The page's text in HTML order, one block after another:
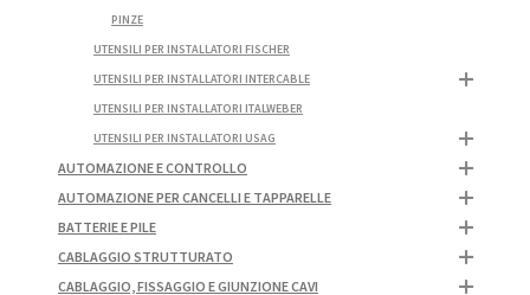
PINZE
UTENSILI PER INSTALLATORI FISCHER
UTENSILI PER INSTALLATORI INTERCABLE
UTENSILI PER INSTALLATORI ITALWEBER
UTENSILI PER INSTALLATORI USAG
AUTOMAZIONE E CONTROLLO
AUTOMAZIONE PER CANCELLI E TAPPARELLE
BATTERIE E PILE
CABLAGGIO STRUTTURATO
CABLAGGIO, FISSAGGIO E GIUNZIONE CAVI